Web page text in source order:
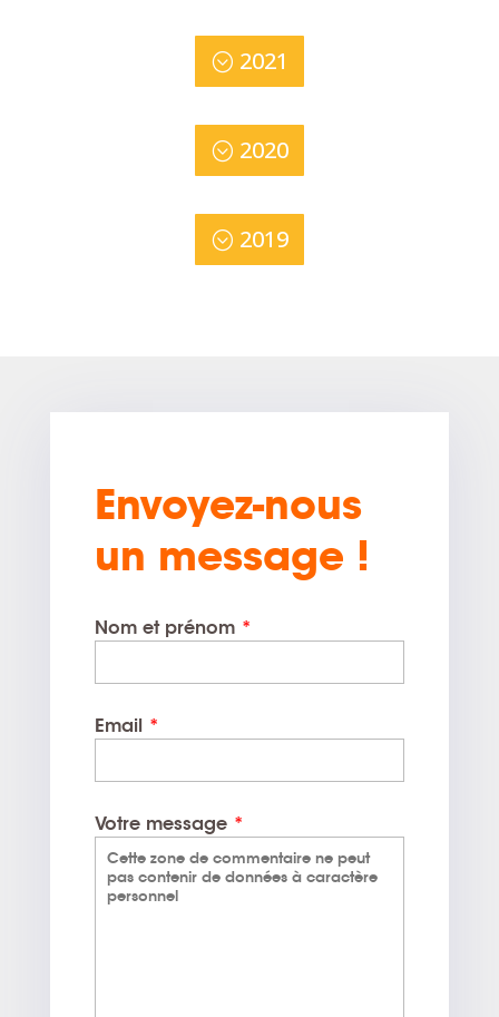
2021
2020
2019
Envoyez-nous
un message !
Nom et prénom *
Email *
Votre message *